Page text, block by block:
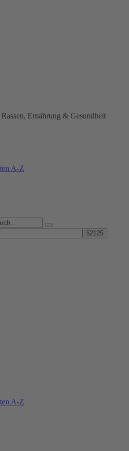
Ernährung & Gesundheit
A-Z
A-Z